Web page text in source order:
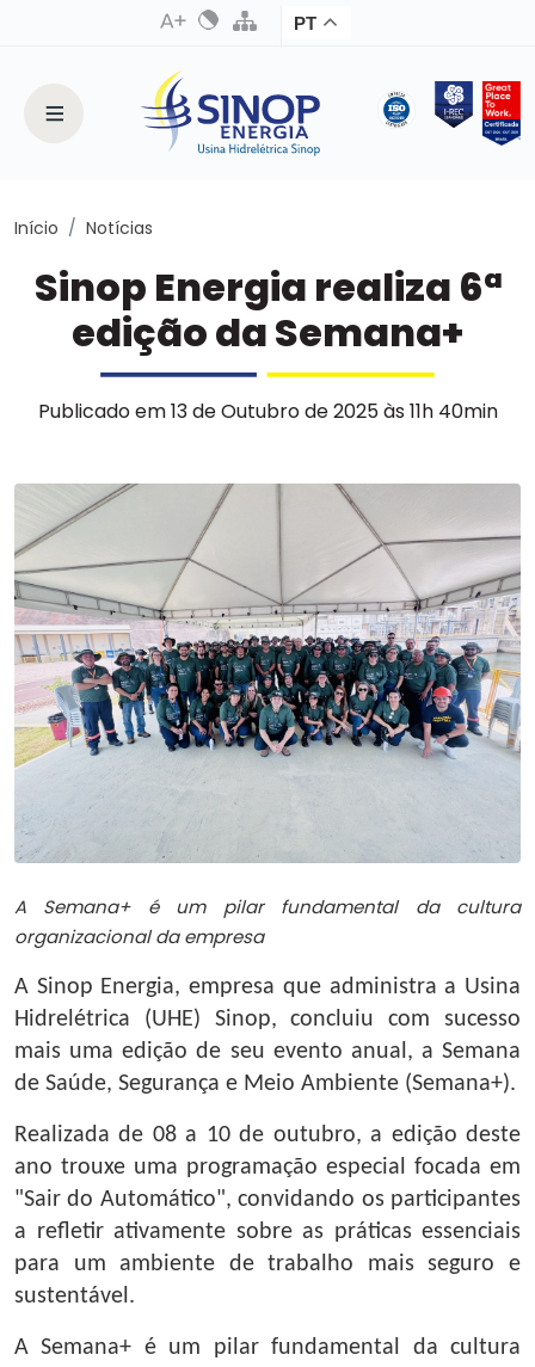
PT
Início Notícias
Sinop Energia realiza 6ª
edição da Semana+
Publicado em 13 de Outubro de 2025 às 11h 40min
A Semana+ é um pilar fundamental da cultura
organizacional da empresa
A Sinop Energia, empresa que administra a Usina
Hidrelétrica (UHE) Sinop, concluiu com sucesso
mais uma edição de seu evento anual, a Semana
de Saúde, Segurança e Meio Ambiente (Semana+).
Realizada de 08 a 10 de outubro, a edição deste
ano trouxe uma programação especial focada em
"Sair do Automático", convidando os participantes
a refletir ativamente sobre as práticas essenciais
para um ambiente de trabalho mais seguro e
sustentável.
A Semana+ é um pilar fundamental da cultura